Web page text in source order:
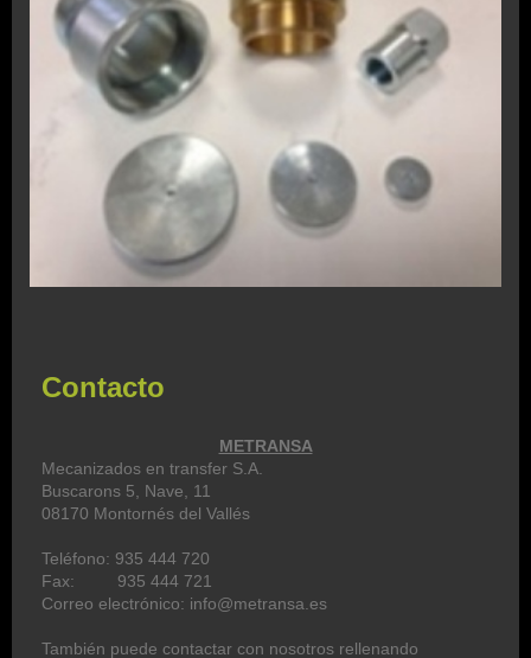
Contacto
METRANSA
Mecanizados en transfer S.A.
Buscarons 5, Nave, 11
08170 Montornés del Vallés
Teléfono: 935 444 720
Fax: 935 444 721
Correo electrónico: info@metransa.es
También puede contactar con nosotros rellenando